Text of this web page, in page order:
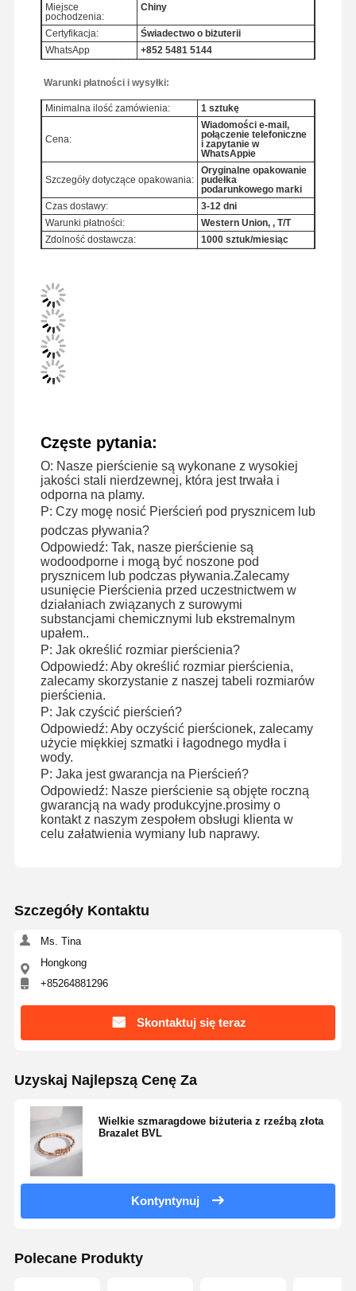
Do Domu Produkty Filmy O Nas
Po Fabryce
Sprawy
Pierścienie diamentowe 18K
Złota bransoletka 18KT
Naszyjnik 18K
18K złoty bransoletki
Diamentowa bransoletka z zegarkiem
18 karatowe złote kolczyki
18K złota broszka
Zestaw biżuterii 18K
14K diamentowy bransolet
14 karatowy złoty pierścionek
14CT Złota bransoletka
Naszyjnik złotego 14K
Miejsce
pochodzenia:
Chiny
Certyfikacja:
Świadectwo o biżuterii
WhatsApp
+852 5481 5144
Warunki płatności i wysyłki:
Minimalna ilość zamówienia: 1 sztukę
Cena:
Wiadomości e-mail,
połączenie telefoniczne
i zapytanie w
WhatsAppie
Szczegóły dotyczące opakowania:
Oryginalne opakowanie
pudełka
podarunkowego marki
Czas dostawy:
3-12 dni
Warunki płatności:
Western Union, , T/T
Zdolność dostawcza:
1000 sztuk/miesiąc
Częste pytania:
O: Nasze pierścienie są wykonane z wysokiej
jakości stali nierdzewnej, która jest trwała i
odporna na plamy.
P: Czy mogę nosić Pierścień pod prysznicem lub
podczas pływania?
Odpowiedź: Tak, nasze pierścienie są
wodoodporne i mogą być noszone pod
prysznicem lub podczas pływania.Zalecamy
usunięcie Pierścienia przed uczestnictwem w
działaniach związanych z surowymi
substancjami chemicznymi lub ekstremalnym
upałem..
P: Jak określić rozmiar pierścienia?
Odpowiedź: Aby określić rozmiar pierścienia,
zalecamy skorzystanie z naszej tabeli rozmiarów
pierścienia.
P: Jak czyścić pierścień?
Odpowiedź: Aby oczyścić pierścionek, zalecamy
użycie miękkiej szmatki i łagodnego mydła i
wody.
P: Jaka jest gwarancja na Pierścień?
Odpowiedź: Nasze pierścienie są objęte roczną
gwarancją na wady produkcyjne.prosimy o
kontakt z naszym zespołem obsługi klienta w
celu załatwienia wymiany lub naprawy.
Szczegóły Kontaktu
Ms. Tina
Hongkong
+85264881296
Skontaktuj się teraz
Uzyskaj Najlepszą Cenę Za
Wielkie szmaragdowe biżuteria z rzeźbą złota
Brazalet BVL
Kontyntynuj
Polecane Produkty